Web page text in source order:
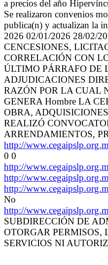
a precios del año
Se realizaron convenios
publica(n) y actualizan la
2026 02/01/2026 28/02/
CENCESIONES,
CORRELACIÓN CON
ÚLTIMO PÁRRAFO DE
ADJUDICACIONES
RAZÓN POR LA CUAL
GENERA Hombre LA
OBRA,
REALIZÓ
ARRENDAMIENTOS,
http://
0 0
http://
http://
http://
No
http://
SUBDIRECCIÓN DE
OTORGAR PERMISOS,
SERVICIOS NI